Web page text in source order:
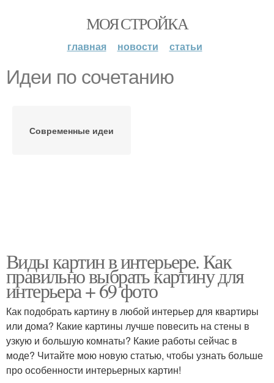
МОЯ СТРОЙКА
главная новости статьи
Идеи по сочетанию
Современные идеи
Виды картин в интерьере. Как
правильно выбрать картину для
интерьера + 69 фото
Как подобрать картину в любой интерьер для квартиры
или дома? Какие картины лучше повесить на стены в
узкую и большую комнаты? Какие работы сейчас в
моде? Читайте мою новую статью, чтобы узнать больше
про особенности интерьерных картин!